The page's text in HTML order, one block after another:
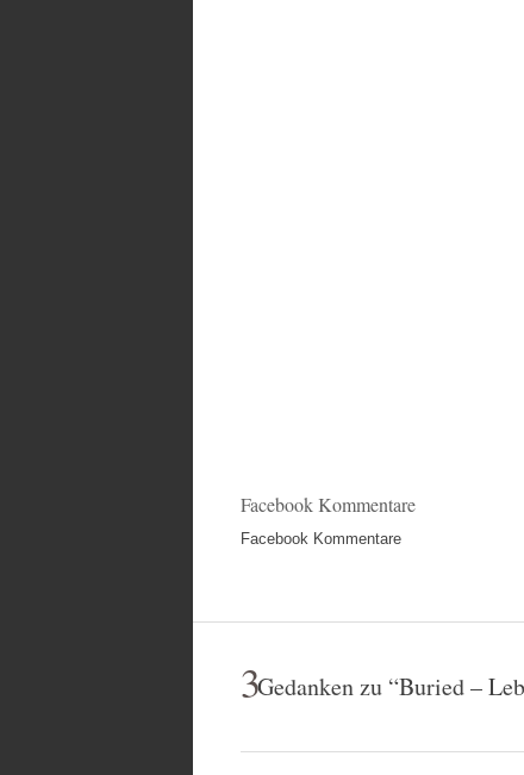
Facebook Kommentare
Facebook Kommentare
3Gedanken zu “Buried –